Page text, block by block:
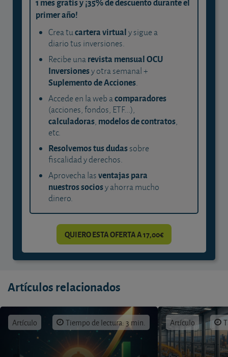
primer año!
Crea tucartera virtualy sigue a
diario tus inversiones.
Recibe unarevista mensual OCU
Inversionesy otra semanal +
Suplemento de Acciones.
Accede en la web acomparadores
(acciones, fondos, ETF...),
calculadoras, modelos de contratos,
etc.
Resolvemos tus dudassobre
fiscalidad y derechos.
Aprovecha lasventajas para
nuestros sociosy ahorra mucho
dinero.
QUIERO ESTA OFERTA A 17,00€
Artículos relacionados
Artículo Tiempo de lectura: 3 min. Artículo